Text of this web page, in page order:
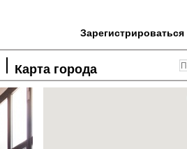
Зарегистрироваться
Карта города